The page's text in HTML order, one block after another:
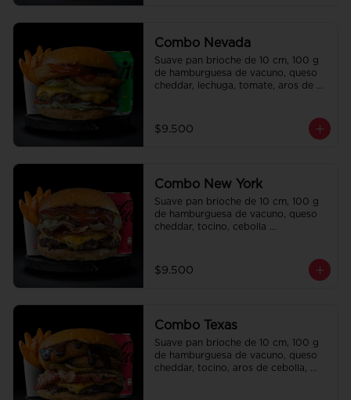
Combo Nevada
Suave pan brioche de 10 cm, 100 g
de hamburguesa de vacuno, queso
cheddar, lechuga, tomate, aros de
condimentadas, salsa de la casa de
regalo a elección y una bebida de
$9.500
Combo New York
Suave pan brioche de 10 cm, 100 g
de hamburguesa de vacuno, queso
cheddar, tocino, cebolla
condimentadas, salsa de la casa de
regalo a elección y una Bebida de
$9.500
Combo Texas
Suave pan brioche de 10 cm, 100 g
de hamburguesa de vacuno, queso
cheddar, tocino, aros de cebolla,